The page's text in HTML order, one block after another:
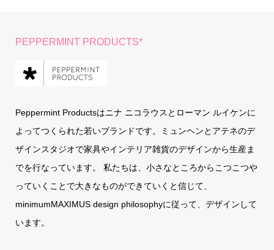
PEPPERMINT PRODUCTS*
Peppermint Productsはニナ ニコラウスとローマン ルイケンに
よってつくられた若いブランドです。ミュンヘンとアテネのデ
ザインスタジオで家具やインテリア雑貨のデザインから生産ま
でを行なっています。 私たちは、小さなところからこつこつや
っていくことで大きなものができていくと信じて、
minimumMAXIMUS design philosophyに従って、デザインして
います。